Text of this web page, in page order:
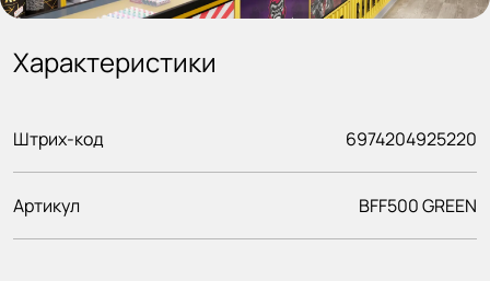
Характеристики
Штрих-код 6974204925220
Артикул BFF500 GREEN